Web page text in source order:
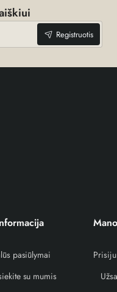
Registruotis
pasiūlymai
su mumis